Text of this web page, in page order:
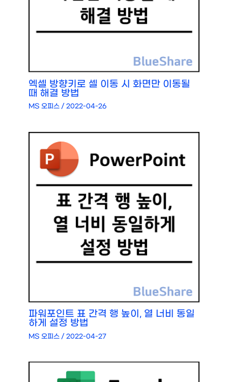
엑셀 방향키로 셀 이동 시 화면만 이동될
때 해결 방법
MS 오피스 /2022-04-26
파워포인트 표 간격 행 높이, 열 너비 동일
하게 설정 방법
MS 오피스 /2022-04-27